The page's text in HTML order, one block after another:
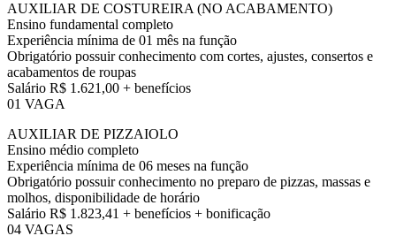
AUXILIAR DE COSTUREIRA (NO ACABAMENTO)
Ensino fundamental completo
Experiência mínima de 01 mês na função
Obrigatório possuir conhecimento com cortes, ajustes, consertos e
acabamentos de roupas
Salário R$ 1.621,00 + benefícios
01 VAGA
AUXILIAR DE PIZZAIOLO
Ensino médio completo
Experiência mínima de 06 meses na função
Obrigatório possuir conhecimento no preparo de pizzas, massas e
molhos, disponibilidade de horário
Salário R$ 1.823,41 + benefícios + bonificação
04 VAGAS